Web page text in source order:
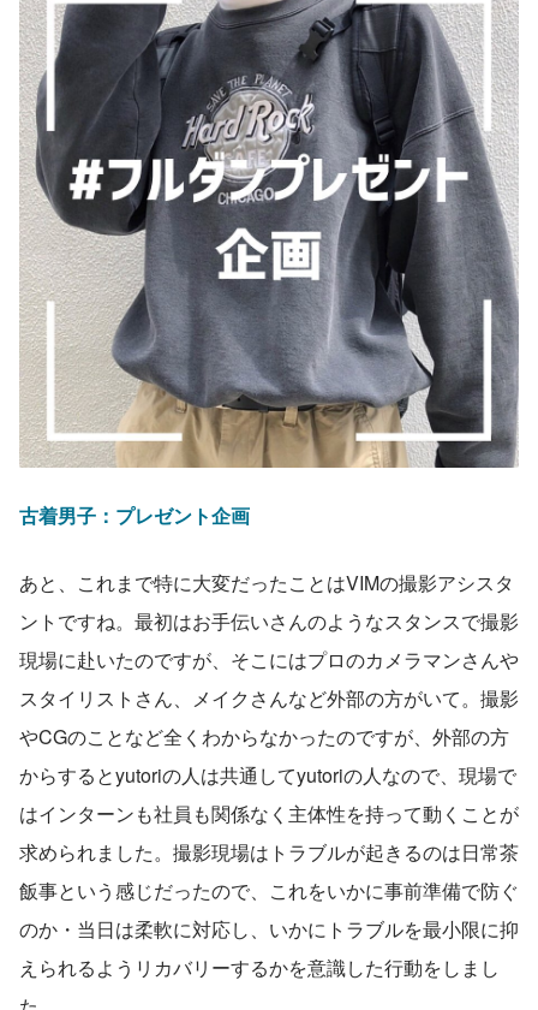
古着男子：プレゼント企画
あと、これまで特に大変だったことはVIMの撮影アシスタ
ントですね。最初はお手伝いさんのようなスタンスで撮影
現場に赴いたのですが、そこにはプロのカメラマンさんや
スタイリストさん、メイクさんなど外部の方がいて。撮影
やCGのことなど全くわからなかったのですが、外部の方
からするとyutoriの人は共通してyutoriの人なので、現場で
はインターンも社員も関係なく主体性を持って動くことが
求められました。撮影現場はトラブルが起きるのは日常茶
飯事という感じだったので、これをいかに事前準備で防ぐ
のか・当日は柔軟に対応し、いかにトラブルを最小限に抑
えられるようリカバリーするかを意識した行動をしまし